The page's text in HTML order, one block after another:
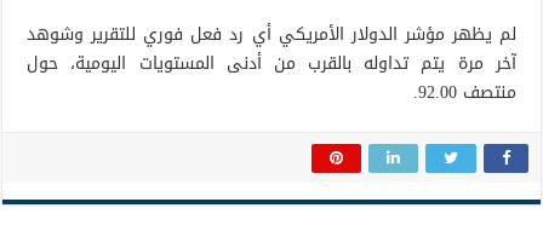
لم يظهر مؤشر الدولار الأمريكي أي رد فعل فوري للتقرير وشوهد
آخر مرة يتم تداوله بالقرب من أدنى المستويات اليومية، حول
منتصف 92.00.